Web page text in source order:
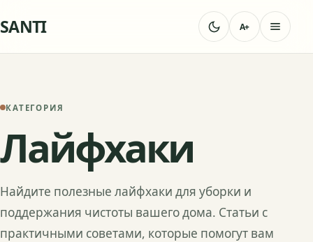
SANTI A+
КАТЕГОРИЯ
Лайфхаки
Найдите полезные лайфхаки для уборки и
поддержания чистоты вашего дома. Статьи с
практичными советами, которые помогут вам